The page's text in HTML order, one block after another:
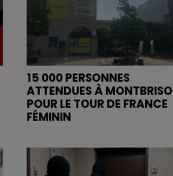
15 000 PERSONNES
ATTENDUES À
POUR LE TOUR DE FRANCE
FÉMININ